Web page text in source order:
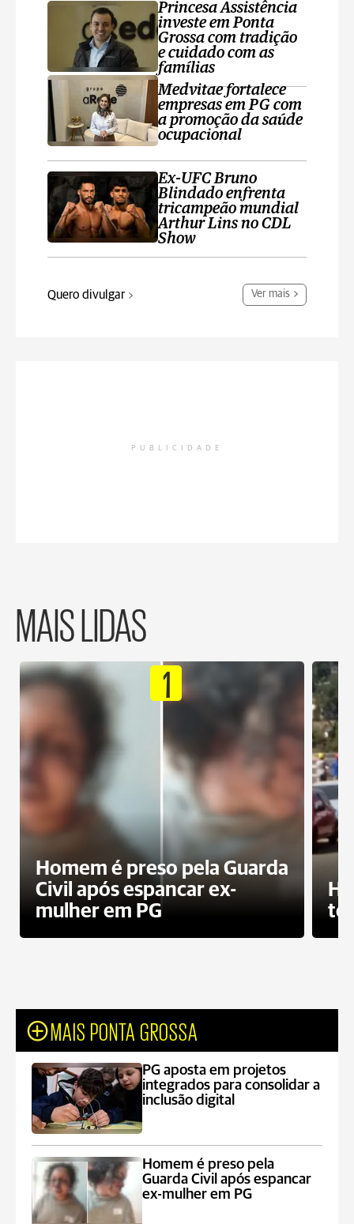
Princesa Assistência
investe em Ponta
Grossa com tradição
e cuidado com as
famílias
Medvitae fortalece
empresas em PG com
a promoção da saúde
ocupacional
Ex-UFC Bruno
Blindado enfrenta
tricampeão mundial
Arthur Lins no CDL
Show
Quero divulgar Ver mais
PUBLICIDADE
MAIS LIDAS
1
Homem é preso pela Guarda
Civil após espancar ex-
mulher em PG
MAIS PONTA GROSSA
PG aposta em projetos
integrados para consolidar a
inclusão digital
Homem é preso pela
Guarda Civil após espancar
ex-mulher em PG